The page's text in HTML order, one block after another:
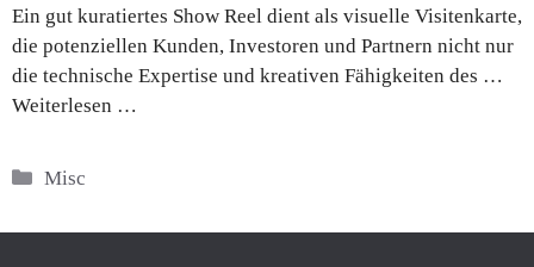
Ein gut kuratiertes Show Reel dient als visuelle Visitenkarte,
die potenziellen Kunden, Investoren und Partnern nicht nur
die technische Expertise und kreativen Fähigkeiten des …
Weiterlesen …
Kategorien
Misc